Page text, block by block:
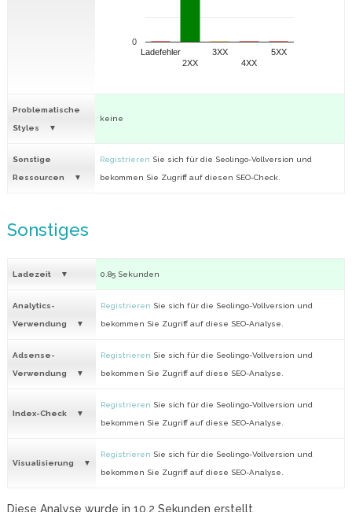
Ladefehler
2XX
3XX
4XX
5XX
0
Problematische
Styles
keine
Sonstige
Ressourcen
Registrieren Sie sich für die Seolingo-Vollversion und
bekommen Sie Zugriff auf diesen SEO-Check.
Sonstiges
Ladezeit 0.85 Sekunden
Analytics-
Verwendung
Registrieren Sie sich für die Seolingo-Vollversion und
bekommen Sie Zugriff auf diese SEO-Analyse.
Adsense-
Verwendung
Registrieren Sie sich für die Seolingo-Vollversion und
bekommen Sie Zugriff auf diese SEO-Analyse.
Index-Check
Registrieren Sie sich für die Seolingo-Vollversion und
bekommen Sie Zugriff auf diese SEO-Analyse.
Visualisierung
Registrieren Sie sich für die Seolingo-Vollversion und
bekommen Sie Zugriff auf diese SEO-Analyse.
Diese Analyse wurde in 10.2 Sekunden erstellt.